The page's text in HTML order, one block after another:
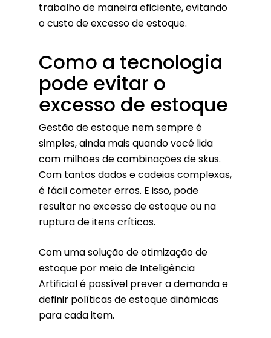
trabalho de maneira eficiente, evitando
o custo de excesso de estoque.
Como a tecnologia
pode evitar o
excesso de estoque
Gestão de estoque nem sempre é
simples, ainda mais quando você lida
com milhões de combinações de skus.
Com tantos dados e cadeias complexas,
é fácil cometer erros. E isso, pode
resultar no excesso de estoque ou na
ruptura de itens críticos.
Com uma solução de otimização de
estoque por meio de Inteligência
Artificial é possível prever a demanda e
definir políticas de estoque dinâmicas
para cada item.